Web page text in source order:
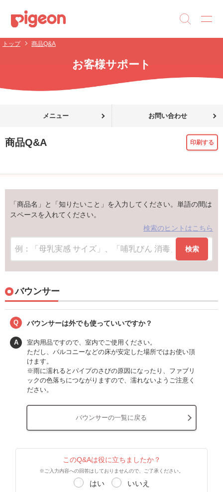
トップ 商品Q&A
お客様サポート
メニュー お問い合わせ
商品Q&A 印刷する
「商品名」と「知りたいこと」を入力してください。単語の間は
スペースを入れてください。
検索のヒントはこちら
検索
バウンサー
Q バウンサーは外でも使っていいですか？
A
室内用品ですので、室内でご使用ください。
ただし、バルコニーなどの床が安定した場所ではお使い頂
けます。
※雨に濡れるとパイプのさびの原因になったり、ファブリ
ックの色落ちにつながりますので、濡れないようご注意く
ださい。
バウンサーの一覧に戻る
このQ&Aは役に立ちましたか？
※ご入力内容への回答はしておりませんので、ご了承ください。
はい いいえ